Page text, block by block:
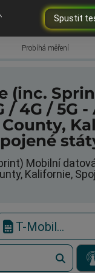
Spustit
Probíhá měření
(inc.
/ 4G / 5G
Mobilní
Kalifornie,
T-Mobile (inc. Sprint)